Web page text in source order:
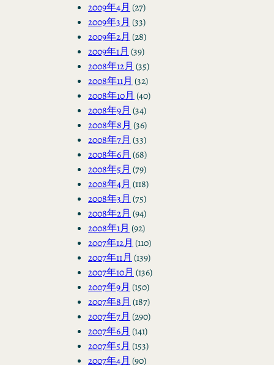
2009年4月 (27)
2009年3月 (33)
2009年2月 (28)
2009年1月 (39)
2008年12月 (35)
2008年11月 (32)
2008年10月 (40)
2008年9月 (34)
2008年8月 (36)
2008年7月 (33)
2008年6月 (68)
2008年5月 (79)
2008年4月 (118)
2008年3月 (75)
2008年2月 (94)
2008年1月 (92)
2007年12月 (110)
2007年11月 (139)
2007年10月 (136)
2007年9月 (150)
2007年8月 (187)
2007年7月 (290)
2007年6月 (141)
2007年5月 (153)
2007年4月 (90)